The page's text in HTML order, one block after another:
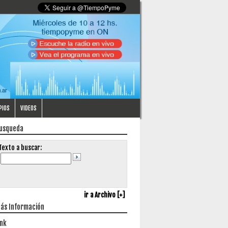
VIDEOS
a buscar:
ir a Archivo [+]
Información